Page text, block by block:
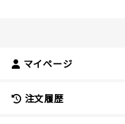
マイページ
注文履歴